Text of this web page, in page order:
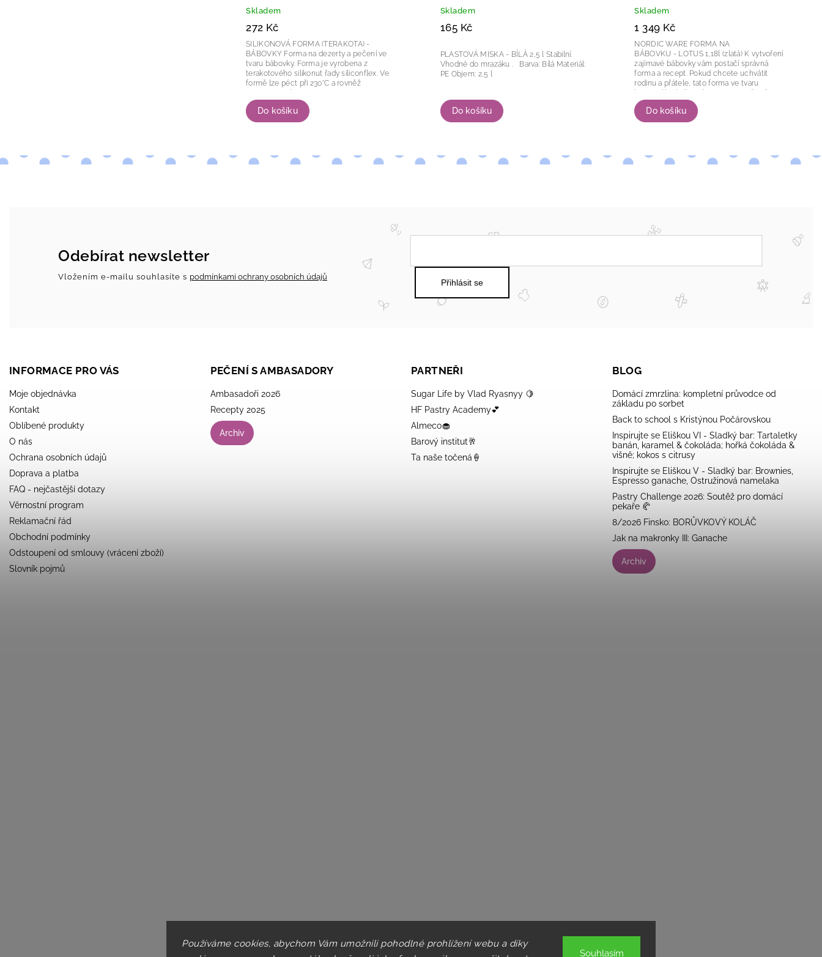
Používáme cookies, abychom Vám umožnili pohodlné prohlížení webu a díky
Souhlasím
Skladem
272 Kč
Do košíku
SILIKONOVÁ FORMA (TERAKOTA) -
BÁBOVKY Forma na dezerty a pečení ve
tvaru bábovky. Forma je vyrobena z
terakotového silikonut řady siliconflex. Ve
formě lze péct při 230°C a rovněž
zamrazovat do...
Skladem
165 Kč
Do košíku
PLASTOVÁ MISKA - BÍLÁ 2,5 l Stabilní.
Vhodné do mrazáku . Barva: Bílá Materiál:
PE Objem: 2,5 l
Skladem
1 349 Kč
Do košíku
NORDIC WARE FORMA NA
BÁBOVKU - LOTUS 1,18l (zlatá) K vytvoření
zajímavé bábovky vám postačí správná
forma a recept. Pokud chcete uchvátit
rodinu a přátele, tato forma ve tvaru
lotosového květu vám v tom zaručeně
pomůže....
Odebírat newsletter
Vložením e-mailu souhlasíte s podmínkami ochrany osobních údajů
Přihlásit se
INFORMACE PRO VÁS
Moje objednávka
Kontakt
Oblíbené produkty
O nás
Ochrana osobních údajů
Doprava a platba
FAQ - nejčastější dotazy
Věrnostní program
Reklamační řád
Obchodní podmínky
Odstoupení od smlouvy (vrácení zboží)
Slovník pojmů
PEČENÍ S AMBASADORY
Ambasadoři 2026
Recepty 2025
Archiv
PARTNEŘI
Sugar Life by Vlad Ryasnyy 🍋
HF Pastry Academy💕
Almeco🧁
Barový institut🥂
Ta naše točená🍦
BLOG
Domácí zmrzlina: kompletní průvodce od
základu po sorbet
Back to school s Kristýnou Počárovskou
Inspirujte se Eliškou VI - Sladký bar: Tartaletky
banán, karamel & čokoláda; hořká čokoláda &
višně; kokos s citrusy
Inspirujte se Eliškou V - Sladký bar: Brownies,
Espresso ganache, Ostružinová namelaka
Pastry Challenge 2026: Soutěž pro domácí
pekaře 🥐
8/2026 Finsko: BORŮVKOVÝ KOLÁČ
Jak na makronky III: Ganache
Archiv